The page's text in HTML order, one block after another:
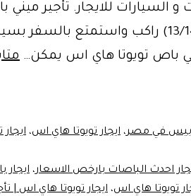
السيارات للايجار. تأجير ميني
الان ميني باص تويوتا هاي اس(13/14) راكب واستمتع
في مصر، ايجار تويوتا هاي اس،
احدث الباصات بارخص الاسعار، ايجار
تويوتا هاي اس، ايجار تويوتا هاي اس |